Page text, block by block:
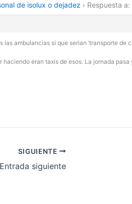
de isolux o dejadez › Respuesta
ambulancias si que serian ‘transporte de
eran taxis de esos. La jornada
SIGUIENTE
Entrada siguiente